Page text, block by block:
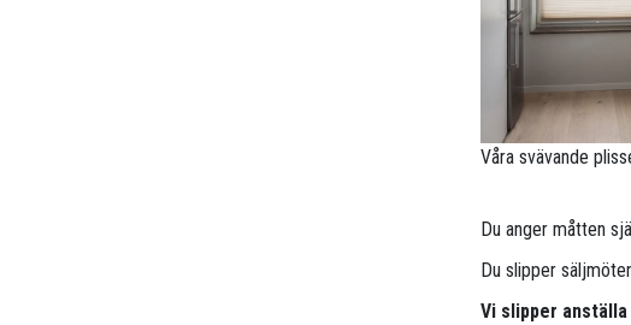
Våra svävande
Du anger måtten
Du slipper
Vi slipper